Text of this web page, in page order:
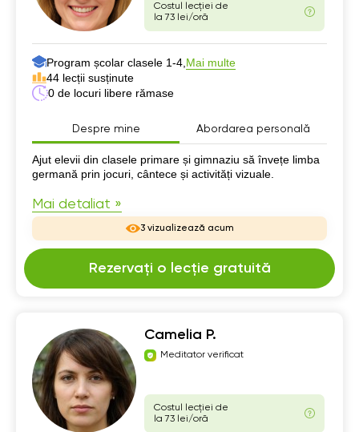
Costul lecției de
la 73 lei/oră
Program școlar clasele 1-4, Mai multe
44 lecții susținute
0 de locuri libere rămase
Despre mine Abordarea personală
Despre mine
Ajut elevii din clasele primare și gimnaziu să învețe limba
germană prin jocuri, cântece și activități vizuale.
Mai detaliat »
3 vizualizează acum
Rezervați o lecție gratuită
Camelia P.
Meditator verificat
Costul lecției de
la 73 lei/oră